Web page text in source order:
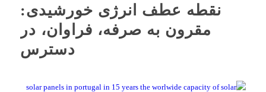
نقطه عطف انرژی خورشیدی:
مقرون به صرفه، فراوان، در
دسترس